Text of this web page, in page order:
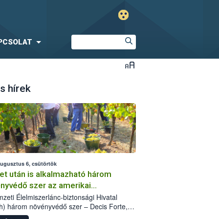
hírek
6, csütörtök
után is alkalmazható három
szer az amerikai
ellen
Élelmiszerlánc-biztonsági Hivatal
három növényvédő szer – Decis Forte,
24 EW, Oroganic – engedélyokiratát